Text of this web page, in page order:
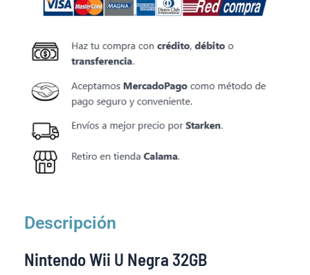
Descripción
Nintendo Wii U Negra 32GB